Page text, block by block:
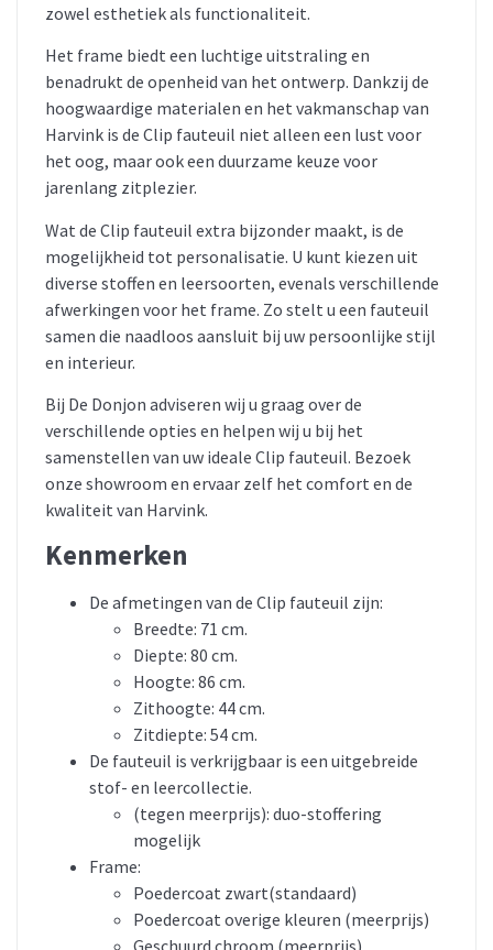
zowel esthetiek als functionaliteit.
Het frame biedt een luchtige uitstraling en
benadrukt de openheid van het ontwerp. Dankzij de
hoogwaardige materialen en het vakmanschap van
Harvink is de Clip fauteuil niet alleen een lust voor
het oog, maar ook een duurzame keuze voor
jarenlang zitplezier.
Wat de Clip fauteuil extra bijzonder maakt, is de
mogelijkheid tot personalisatie. U kunt kiezen uit
diverse stoffen en leersoorten, evenals verschillende
afwerkingen voor het frame. Zo stelt u een fauteuil
samen die naadloos aansluit bij uw persoonlijke stijl
en interieur.
Bij De Donjon adviseren wij u graag over de
verschillende opties en helpen wij u bij het
samenstellen van uw ideale Clip fauteuil. Bezoek
onze showroom en ervaar zelf het comfort en de
kwaliteit van Harvink.
Kenmerken
De afmetingen van de Clip fauteuil zijn:
Breedte: 71 cm.
Diepte: 80 cm.
Hoogte: 86 cm.
Zithoogte: 44 cm.
Zitdiepte: 54 cm.
De fauteuil is verkrijgbaar is een uitgebreide
stof- en leercollectie.
(tegen meerprijs): duo-stoffering
mogelijk
Frame:
Poedercoat zwart(standaard)
Poedercoat overige kleuren (meerprijs)